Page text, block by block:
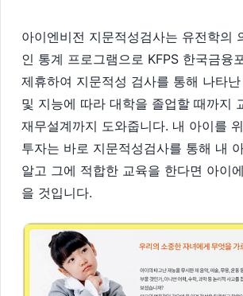
아이엔비전 지문적성검사는 유전학의
인 통계 프로그램으로 KFPS 한국금융
제휴하여 지문적성 검사를 통해 나타
및 지능에 따라 대학을 졸업할 때까지
재무설계까지 도와줍니다. 내 아이를
투자는 바로 지문적성검사를 통해 내
알고 그에 적합한 교육을 한다면 아이
을 것입니다.